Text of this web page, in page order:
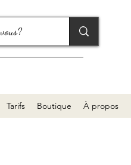
Tarifs Boutique À propos